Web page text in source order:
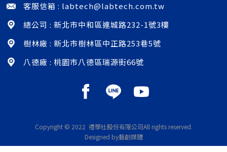
客服信箱 : labtech@labtech.com.tw
總公司 : 新北市中和區連城路232-1號3樓
樹林廠 : 新北市樹林區中正路253巷5號
八德廠 : 桃園市八德區瑞源街66號
Copyright © 2022 禮學社股份有限公司All rights reserved.
Designed by藝創媒體